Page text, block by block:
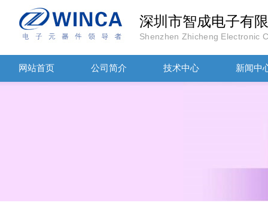
深圳市智成电子有
Shenzhen Zhicheng Electronic
网站首页 公司简介 技术中心 新闻中